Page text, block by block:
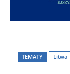
TEMATY Litwa